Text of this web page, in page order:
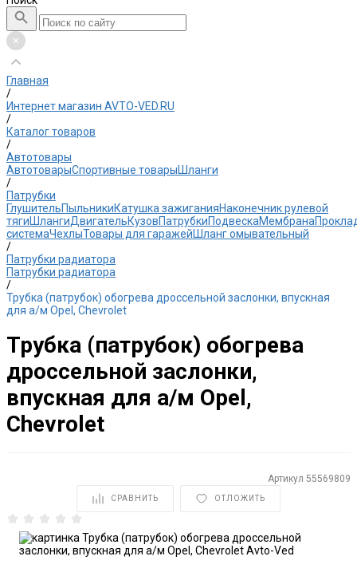
Главная
/
Интернет магазин AVTO-VED.RU
/
Каталог товаров
/
Автотовары
АвтотоварыСпортивные товарыШланги
/
Патрубки
ГлушительПыльникиКатушка зажиганияНаконечник рулевой
тягиШлангиДвигательКузовПатрубкиПодвескаМембрана
системаЧехлыТовары для гаражейШланг омывательный
/
Патрубки радиатора
Патрубки радиатора
/
Трубка (патрубок) обогрева дроссельной заслонки, впускная
для а/м Opel, Chevrolet
Трубка (патрубок) обогрева
дроссельной заслонки,
впускная для а/м Opel,
Chevrolet
Артикул 55569809
СРАВНИТЬ ОТЛОЖИТЬ